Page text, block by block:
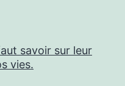
savoir sur leur
vies.